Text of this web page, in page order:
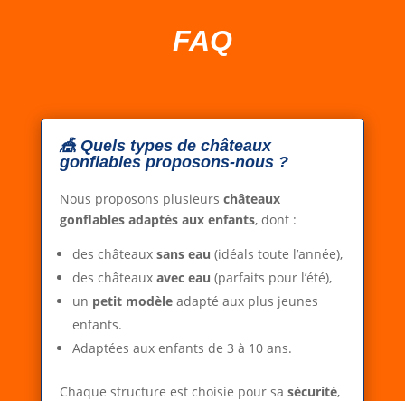
FAQ
🎪 Quels types de châteaux
gonflables proposons-nous ?
Nous proposons plusieurs châteaux
gonflables adaptés aux enfants, dont :
des châteaux sans eau (idéals toute l’année),
des châteaux avec eau (parfaits pour l’été),
un petit modèleadapté aux plus jeunes
enfants.
Adaptées aux enfants de 3 à 10 ans.
Chaque structure est choisie pour sa sécurité,